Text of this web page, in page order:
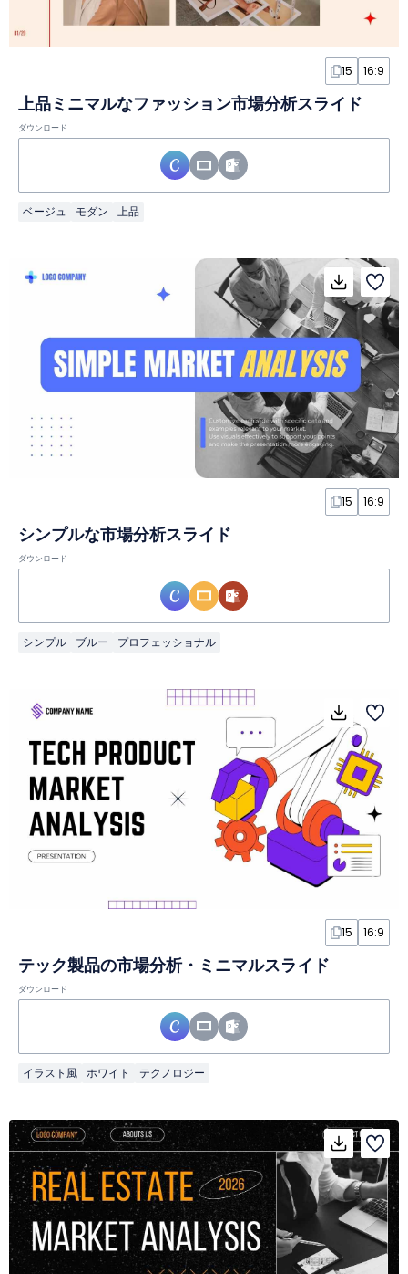
15 16:9
上品ミニマルなファッション市場分析スライド
ダウンロード
ベージュ モダン 上品
15 16:9
シンプルな市場分析スライド
ダウンロード
シンプル ブルー プロフェッショナル
15 16:9
テック製品の市場分析・ミニマルスライド
ダウンロード
イラスト風 ホワイト テクノロジー